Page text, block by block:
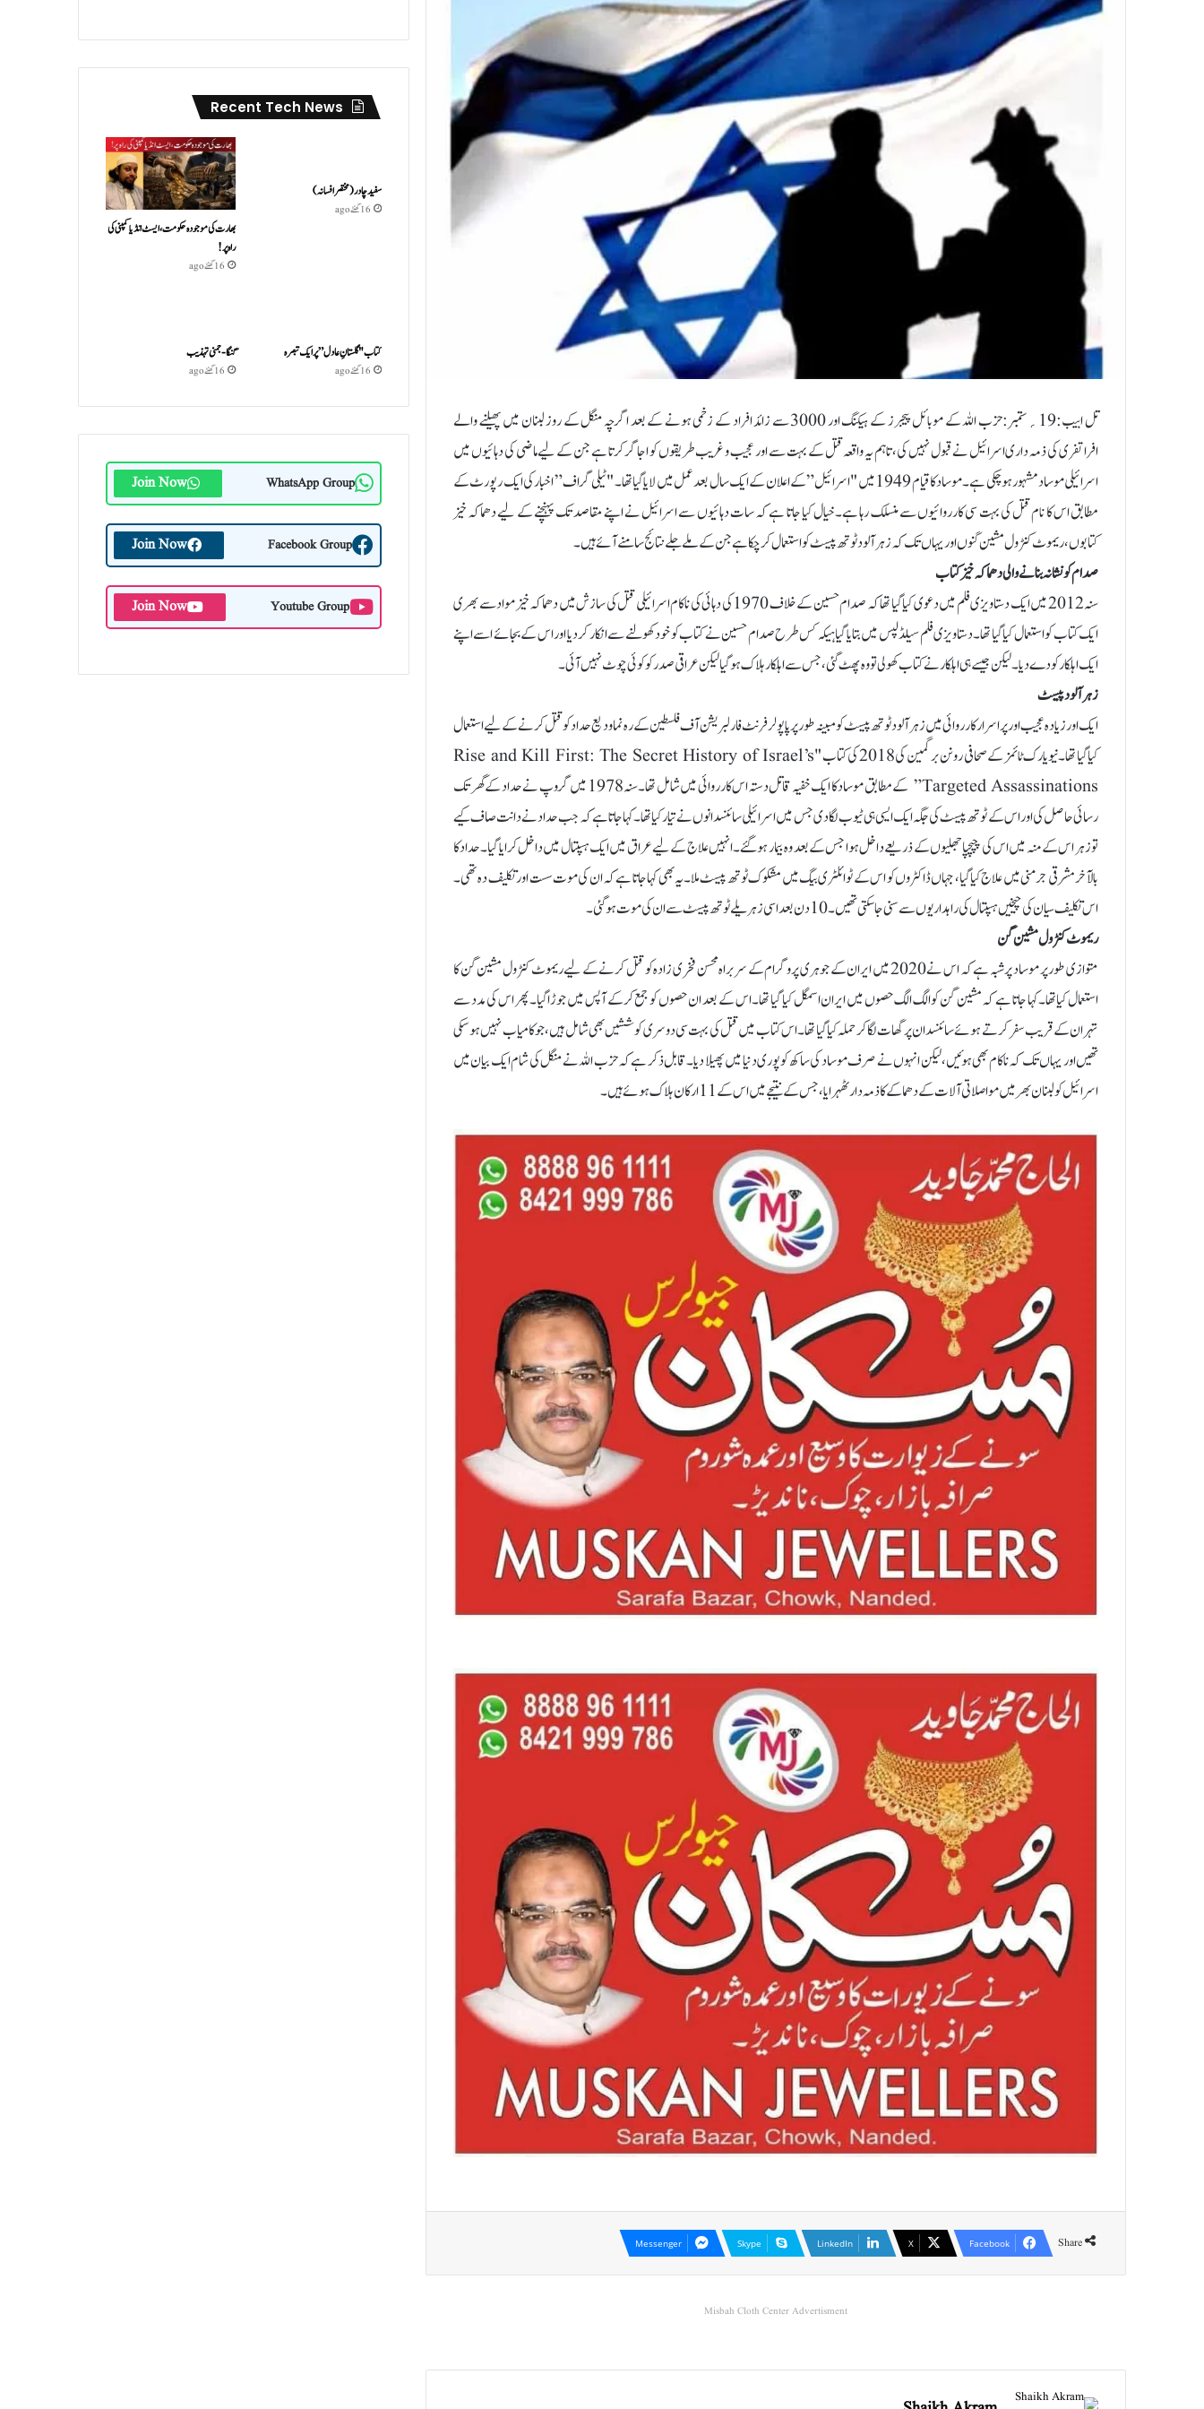
تل ابیب :19؍ستمبر:حزب اللہ کے موبائل پیجرز کے ہیکنگ اور 3000 سے زائد افراد کے زخمی ہونے کے بعد اگرچہ منگل کے روز لبنان میں پھیلنے والے
افراتفری کی ذمہ داری اسرائیل نے قبول نہیں کی، تاہم یہ واقعہ قتل کے بہت سے اور عجیب و غریب طریقوں کو اجاگر کرتا ہے جن کے لیے ماضی کی دہائیوں میں
اسرائیلی موساد مشہور ہو چکی ہے۔موساد کا قیام 1949 میں "اسرائیل” کے اعلان کے ایک سال بعد عمل میں لایا گیا تھا۔ "ٹیلی گراف” اخبار کی ایک رپورٹ کے
مطابق اس کا نام قتل کی بہت سی کارروائیوں سے منسلک رہا ہے۔خیال کیا جاتا ہے کہ سات دہائیوں سے اسرائیل نے اپنے مقاصد تک پہنچنے کے لیے دھماکہ خیز
کتابوں، ریموٹ کنٹرول مشین گنوں اور یہاں تک کہ زہر آلود ٹوتھ پیسٹ کو استعمال کرچکا ہے جن کے ملے جلے نتائج سامنے آئے ہیں۔
صدام کو نشانہ بنانے والی دھماکہ خیز کتاب
سنہ 2012 میں ایک دستاویزی فلم میں دعوی کیا گیا تھا کہ صدام حسین کے خلاف 1970 کی دہائی کی ناکام اسرائیلی قتل کی سازش میں دھماکہ خیز مواد سے بھری
ایک کتاب کو استعمال کیا گیا تھا۔دستاویزی فلم سیلڈ لپس میں بتایا گیا ہیکہ کس طرح صدام حسین نے کتاب کو خود کھولنے سے انکار کر دیا اور اس کے بجائے اسے اپنے
ایک اہلکار کو دے دیا۔لیکن جیسے ہی اہلکار نے کتاب کھولی تو وہ پھٹ گئی، جس سے اہلکار ہلاک ہو گیا لیکن عراقی صدر کو کوئی چوٹ نہیں آئی۔
زہر آلود پیسٹ
ایک اور زیادہ عجیب اور پراسرار کارروائی میں زہر آلود ٹوتھ پیسٹ کو مبینہ طور پر پاپولر فرنٹ فار لبریشن آف فلسطین کے رہ نما ودیع حداد کو قتل کرنے کے لیے استعمال
کیا گیا تھا۔نیویارک ٹائمز کے صحافی رونن برگمین کی 2018 کی کتاب "Rise and Kill First: The Secret History of Israel’s
Targeted Assassinations” کے مطابق موساد کا ایک خفیہ قاتل دستہ اس کارروائی میں شامل تھا۔سنہ 1978 میں گروپ نے حداد کے گھر تک
رسائی حاصل کی اور اس کے ٹوتھ پیسٹ کی جگہ ایک ایسی ہی ٹیوب لگا دی جس میں اسرائیلی سائنسدانوں نے تیار کیا تھا۔کہا جاتا ہے کہ جب حداد نے دانت صاف کیے
تو زہر اس کے منہ میں اس کی چپچپا جھلیوں کے ذریعے داخل ہوا جس کے بعد وہ بیمار ہوگئے۔ انہیں علاج کے لیے عراق میں ایک ہسپتال میں داخل کرایا گیا۔حداد کا
بالآخر مشرقی جرمنی میں علاج کیا گیا، جہاں ڈاکٹروں کو اس کے ٹوائلٹری بیگ میں مشکوک ٹوتھ پیسٹ ملا۔یہ بھی کہا جاتا ہے کہ ان کی موت سست اور تکلیف دہ تھی۔
اس تکلیف سیان کی چیخیں ہسپتال کی راہداریوں سے سنی جا سکتی تھیں۔ 10 دن بعد اسی زہریلے ٹوتھ پیسٹ سے ان کی موت ہو گئی۔
ریموٹ کنٹرول مشین گن
متوازی طور پر موساد پر شبہ ہے کہ اس نے 2020 میں ایران کے جوہری پروگرام کے سربراہ محسن فخری زادہ کو قتل کرنے کے لیے ریموٹ کنٹرول مشین گن کا
استعمال کیا تھا۔کہا جاتا ہے کہ مشین گن کوالگ الگ حصوں میں ایران اسمگل کیا گیا تھا۔ اس کے بعد ان حصوں کو جمع کرکے آپس میں جوڑا گیا۔ پھر اس کی مدد سے
تہران کے قریب سفر کرتے ہوئے سائنسدان پر گھات لگا کر حملہ کیا گیا تھا۔اس کتاب میں قتل کی بہت سی دوسری کوششیں بھی شامل ہیں، جو کامیاب نہیں ہوسکی
تھیں اور یہاں تک کہ ناکام بھی ہوئیں، لیکن انہوں نے صرف موساد کی ساکھ کو پوری دنیا میں پھیلا دیا۔قابل ذکر ہے کہ حزب اللہ نے منگل کی شام ایک بیان میں
اسرائیل کو لبنان بھر میں مواصلاتی آلات کے دھماکے کا ذمہ دار ٹھہرایا، جس کے نتیجے میں اس کے 11 ارکان ہلاک ہوئے ہیں۔
Share
Facebook
X
LinkedIn
Skype
Messenger
Misbah Cloth Center Advertisment
Recent Tech News
سفید چادر( مختصر افسانہ)
16 گھنٹے ago
بھارت کی موجودہ حکومت،ایسٹ انڈیا کمپنی کی
راہ پر!
16 گھنٹے ago
کتاب "گلستانِ عادل” پر ایک تبصرہ
16 گھنٹے ago
گنگا-جمنی تہذیب
16 گھنٹے ago
WhatsApp Group
Join Now
Facebook Group
Join Now
Youtube Group
Join Now